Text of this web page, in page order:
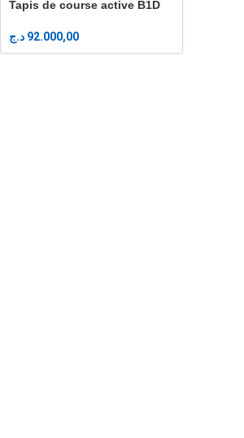
Tapis de course active B1D
92.000,00 د.ج